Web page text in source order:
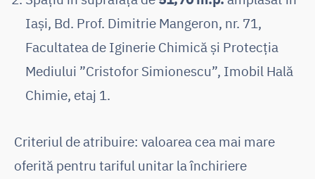
Iași, Bd. Prof. Dimitrie Mangeron, nr. 71,
Facultatea de Iginerie Chimică și Protecția
Mediului ”Cristofor Simionescu”, Imobil Hală
Chimie, etaj 1.
Criteriul de atribuire: valoarea cea mai mare
oferită pentru tariful unitar la închiriere